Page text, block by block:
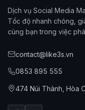
Dịch vụ Social Media
Tốc độ nhanh chóng,
cùng bạn trong việc
contact@like3s.vn
0853 895 555
474 Núi Thành, Hòa